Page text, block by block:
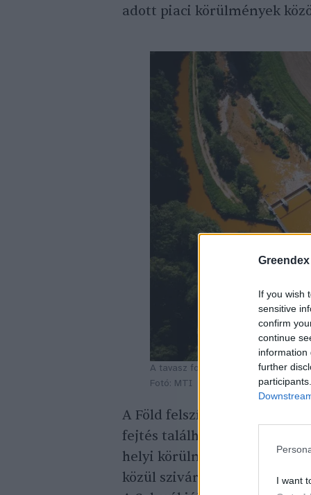
Greendex
If you wish
sensitive
confirm
continue
information
further
I want
adott piaci körülmények
A tavasz folyamán a szlovák
Fotó: MTI
A Föld felszínén egyes
fejtés található, amelyek
helyi körülményektől
közül szivárgó víz. A
Sajó